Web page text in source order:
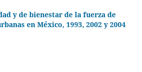
y de bienestar de la fuerza de
en México, 1993, 2002 y 2004